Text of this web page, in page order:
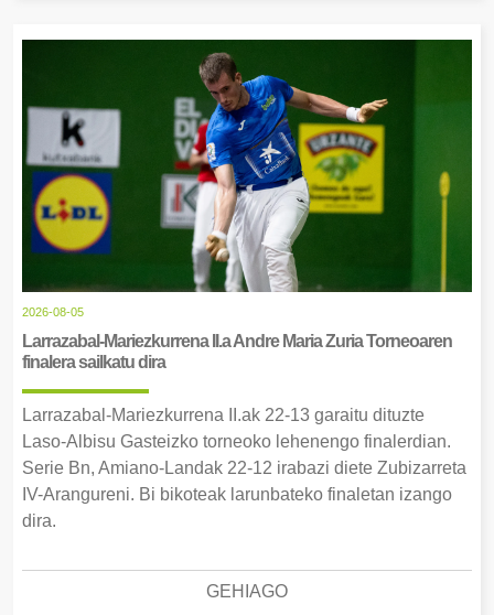
2026-08-05
Larrazabal-Mariezkurrena II.a Andre Maria Zuria Torneoaren
finalera sailkatu dira
Larrazabal-Mariezkurrena II.ak 22-13 garaitu dituzte
Laso-Albisu Gasteizko torneoko lehenengo finalerdian.
Serie Bn, Amiano-Landak 22-12 irabazi diete Zubizarreta
IV-Arangureni. Bi bikoteak larunbateko finaletan izango
dira.
GEHIAGO